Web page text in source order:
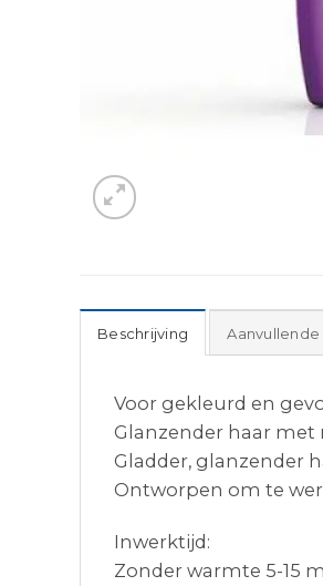
Beschrijving
Voor gekleurd en
Glanzender haar
Gladder, glanzender
Ontworpen om te
Inwerktijd:
Zonder warmte 5-15